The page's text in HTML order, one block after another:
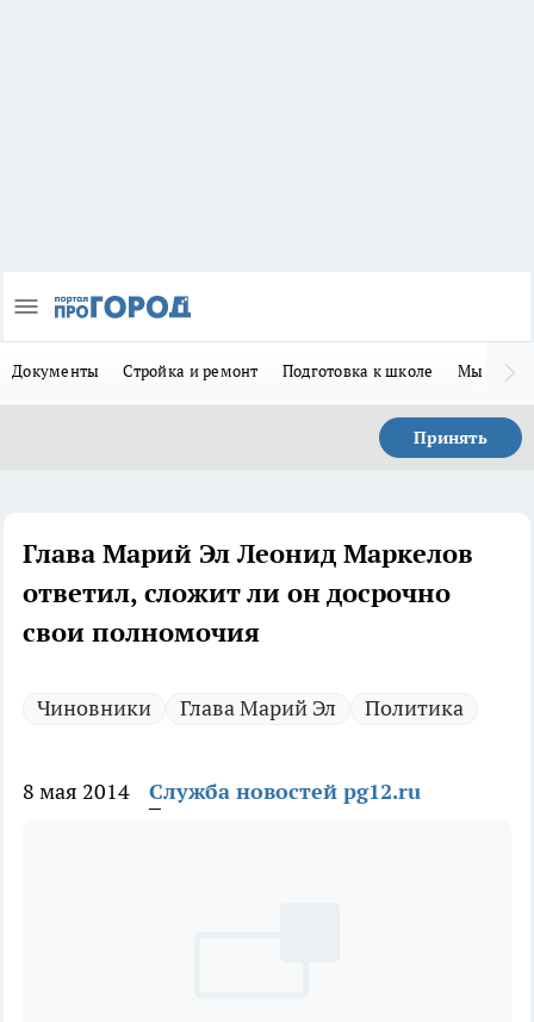
Документы Стройка и ремонт Подготовка к школе Мы в MAX
Принять
Глава Марий Эл Леонид Маркелов
ответил, сложит ли он досрочно
свои полномочия
Чиновники Глава Марий Эл Политика
8 мая 2014 Служба новостей pg12.ru